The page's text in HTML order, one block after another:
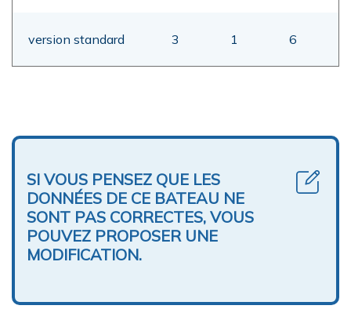
version standard 3 1 6
SI VOUS PENSEZ QUE LES
DONNÉES DE CE BATEAU NE
SONT PAS CORRECTES, VOUS
POUVEZ PROPOSER UNE
MODIFICATION.